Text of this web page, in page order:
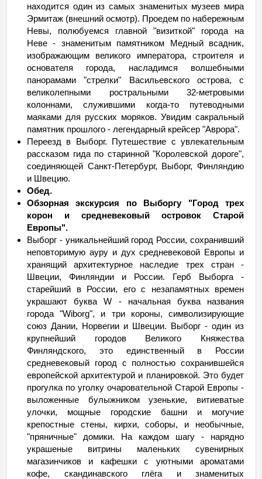
находится один из самых знаменитых музеев мира
Эрмитаж (внешний осмотр). Проедем по набережным
Невы, полюбуемся главной "визиткой" города на
Неве - знаменитым памятником Медный всадник,
изображающим великого императора, строителя и
основателя города, насладимся волшебными
панорамами "стрелки" Васильевского острова, с
великолепными ростральными 32-метровыми
колоннами, служившими когда-то путеводными
маяками для русских моряков. Увидим сакральный
памятник прошлого - легендарный крейсер "Аврора".
Переезд в Выборг. Путешествие с увлекательным
рассказом гида по старинной "Королевской дороге",
соединяющей Санкт-Петербург, Выборг, Финляндию
и Швецию.
Обед.
Обзорная экскурсия по Выборгу "Город трех
корон и средневековый островок Старой
Европы".
Выборг - уникальнейший город России, сохранивший
неповторимую ауру и дух средневековой Европы и
хранящий архитектурное наследие трех стран -
Швеции, Финляндии и России. Герб Выборга -
старейший в России, его с незапамятных времен
украшают буква W - начальная буква названия
города "Wiborg", и три короны, символизирующие
союз Дании, Норвегии и Швеции. Выборг - один из
крупнейший городов Великого Княжества
Финляндского, это единственный в России
средневековый город с полностью сохранившейся
европейской архитектурой и планировкой. Это будет
прогулка по уголку очаровательной Старой Европы -
выложенные булыжником узенькие, витиеватые
улочки, мощные городские башни и могучие
крепостные стены, кирхи, соборы, и необычные,
"пряничные" домики. На каждом шагу - нарядно
украшеные витрины маленьких сувенирных
магазинчиков и кафешки с уютными ароматами
кофе, скандинавского глёга и знаменитых